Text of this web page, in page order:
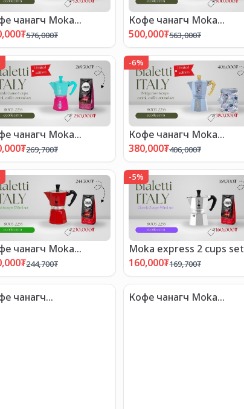
чанагч Moka
set
₮576,000₮
Кофе чанагч Moka
express set
500,000₮563,000₮
чанагч Moka
set
₮269,700₮
-6%
Кофе чанагч Moka
express set
380,000₮406,000₮
чанагч Moka
set
₮244,700₮
-5%
Moka express 2 cups set
160,000₮169,700₮
чанагч
Кофе чанагч Moka